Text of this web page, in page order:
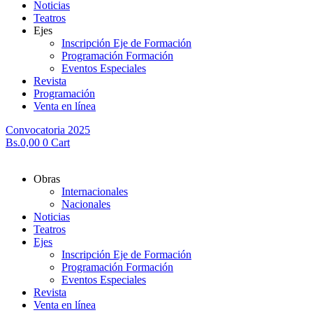
Noticias
Teatros
Ejes
Inscripción Eje de Formación
Programación Formación
Eventos Especiales
Revista
Programación
Venta en línea
Convocatoria 2025
Bs.0,00 0 Cart
Obras
Internacionales
Nacionales
Noticias
Teatros
Ejes
Inscripción Eje de Formación
Programación Formación
Eventos Especiales
Revista
Venta en línea